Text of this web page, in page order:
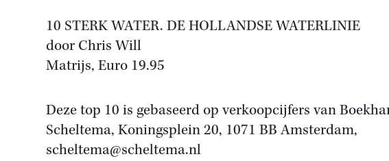
10 STERK WATER. DE HOLLANDSE WATERLINIE
door Chris Will
Matrijs, Euro 19.95
Deze top 10 is gebaseerd op verkoopcijfers van
Scheltema, Koningsplein 20, 1071 BB Amsterdam,
scheltema@scheltema.nl